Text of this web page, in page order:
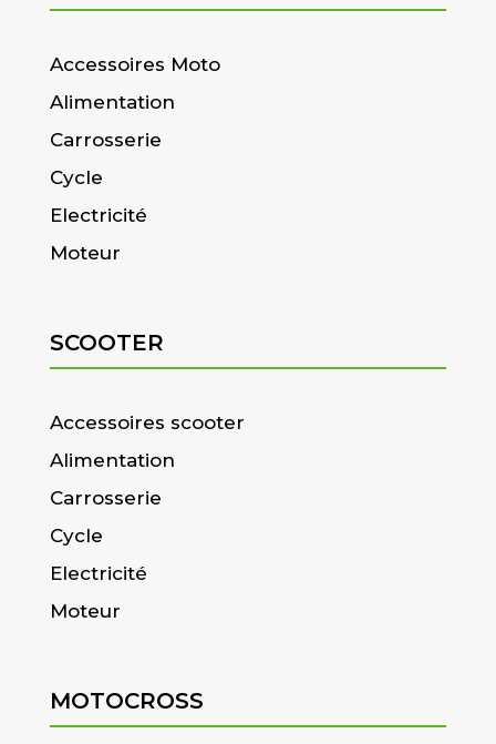
Accessoires Moto
Alimentation
Carrosserie
Cycle
Electricité
Moteur
SCOOTER
Accessoires scooter
Alimentation
Carrosserie
Cycle
Electricité
Moteur
MOTOCROSS